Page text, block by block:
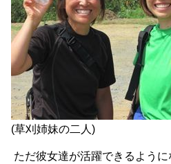
(草刈姉妹の二人)
ただ彼女達が活躍できるよう